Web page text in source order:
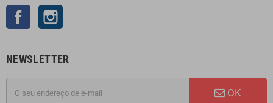
Facebook
NEWSLETTER
OK